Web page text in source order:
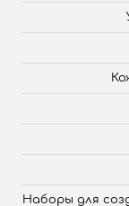
Наборы для